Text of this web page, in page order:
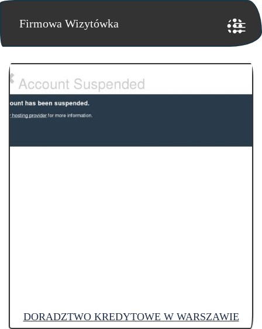
Firmowa Wizytówka
DORADZTWO KREDYTOWE W WARSZAWIE